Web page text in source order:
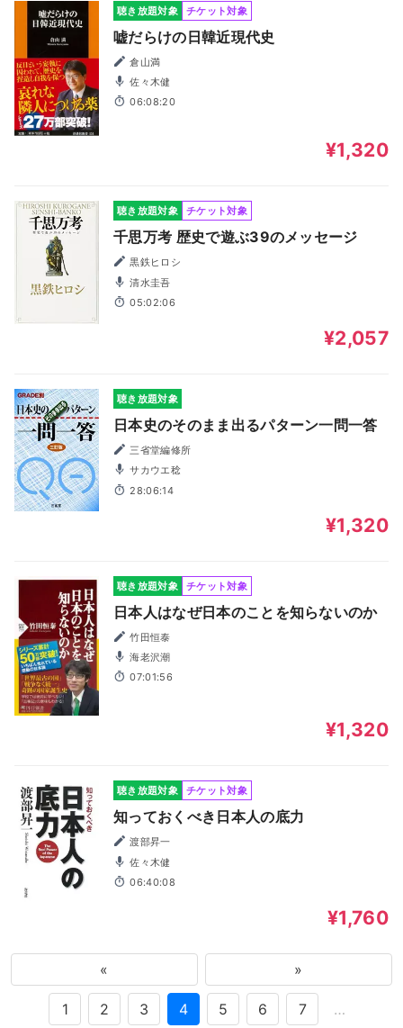
聴き放題対象 チケット対象
嘘だらけの日韓近現代史
倉山満
佐々木健
06:08:20
¥1,320
聴き放題対象 チケット対象
千思万考 歴史で遊ぶ39のメッセージ
黒鉄ヒロシ
清水圭吾
05:02:06
¥2,057
聴き放題対象
日本史のそのまま出るパターン一問一答
三省堂編修所
サカウエ稔
28:06:14
¥1,320
聴き放題対象 チケット対象
日本人はなぜ日本のことを知らないのか
竹田恒泰
海老沢潮
07:01:56
¥1,320
聴き放題対象 チケット対象
知っておくべき日本人の底力
渡部昇一
佐々木健
06:40:08
¥1,760
« »
1 2 3 4 5 6 7 …